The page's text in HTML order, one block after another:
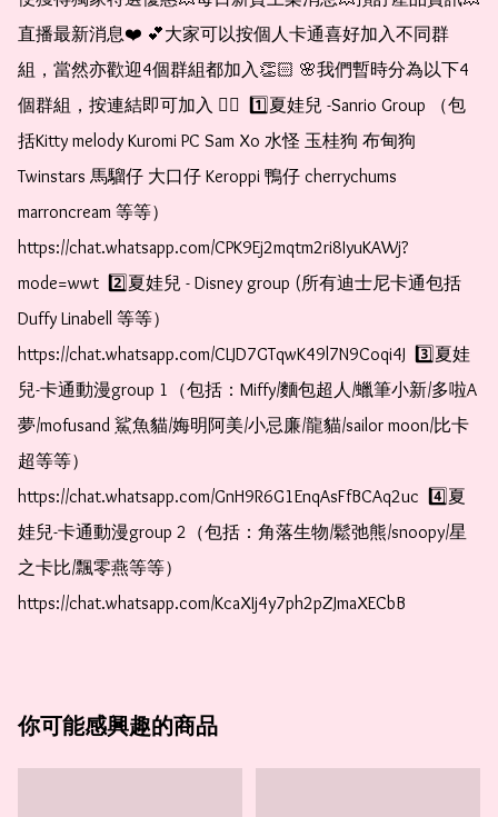
直播最新消息❤️ 💕大家可以按個人卡通喜好加入不同群
組，當然亦歡迎4個群組都加入👏🏻 🌸我們暫時分為以下4
個群組，按連結即可加入 👇🏻  1️⃣夏娃兒 -Sanrio Group （包
括Kitty melody Kuromi PC Sam Xo 水怪 玉桂狗 布甸狗
Twinstars 馬騮仔 大口仔 Keroppi 鴨仔 cherrychums
marroncream 等等）
https://chat.whatsapp.com/CPK9Ej2mqtm2ri8IyuKAWj?
mode=wwt  2️⃣夏娃兒 - Disney group (所有迪士尼卡通包括
Duffy Linabell 等等）
https://chat.whatsapp.com/CLJD7GTqwK49l7N9Coqi4J  3️⃣夏娃
兒-卡通動漫group 1（包括：Miffy/麵包超人/蠟筆小新/多啦A
夢/mofusand 鯊魚貓/娒明阿美/小忌廉/龍貓/sailor moon/比卡
超等等）
https://chat.whatsapp.com/GnH9R6G1EnqAsFfBCAq2uc  4️⃣夏
娃兒-卡通動漫group 2（包括：角落生物/鬆弛熊/snoopy/星
之卡比/飄零燕等等）
https://chat.whatsapp.com/KcaXIj4y7ph2pZJmaXECbB
你可能感興趣的商品